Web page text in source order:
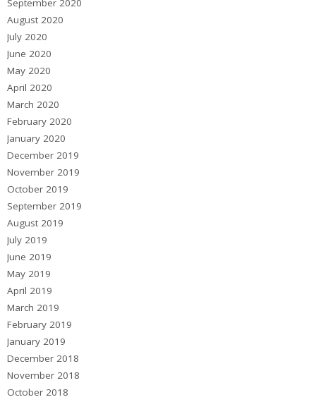
September 2020
August 2020
July 2020
June 2020
May 2020
April 2020
March 2020
February 2020
January 2020
December 2019
November 2019
October 2019
September 2019
August 2019
July 2019
June 2019
May 2019
April 2019
March 2019
February 2019
January 2019
December 2018
November 2018
October 2018